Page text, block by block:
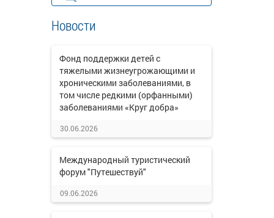
Новости
Фонд поддержки детей с
тяжелыми жизнеугрожающими и
хроническими заболеваниями, в
том числе редкими (орфанными)
заболеваниями «Круг добра»
30.06.2026
Международный туристический
форум "Путешествуй"
09.06.2026